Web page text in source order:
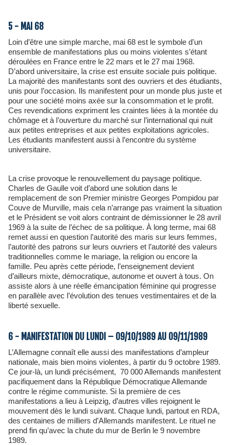
5 - MAI 68
Loin d’être une simple marche, mai 68 est le symbole d'un
ensemble de manifestations plus ou moins violentes s’étant
déroulées en France entre le 22 mars et le 27 mai 1968.
D’abord universitaire, la crise est ensuite sociale puis politique.
La majorité des manifestants sont des ouvriers et des étudiants,
unis pour l’occasion. Ils manifestent pour un monde plus juste et
pour une société moins axée sur la consommation et le profit.
Ces revendications expriment les craintes liées à la montée du
chômage et à l’ouverture du marché sur l’international qui nuit
aux petites entreprises et aux petites exploitations agricoles.
Les étudiants manifestent aussi à l’encontre du système
universitaire.
La crise provoque le renouvellement du paysage politique.
Charles de Gaulle voit d’abord une solution dans le
remplacement de son Premier ministre Georges Pompidou par
Couve de Murville, mais cela n’arrange pas vraiment la situation
et le Président se voit alors contraint de démissionner le 28 avril
1969 à la suite de l’échec de sa politique. À long terme, mai 68
remet aussi en question l’autorité des maris sur leurs femmes,
l’autorité des patrons sur leurs ouvriers et l’autorité des valeurs
traditionnelles comme le mariage, la religion ou encore la
famille. Peu après cette période, l’enseignement devient
d’ailleurs mixte, démocratique, autonome et ouvert à tous. On
assiste alors à une réelle émancipation féminine qui progresse
en parallèle avec l’évolution des tenues vestimentaires et de la
liberté sexuelle.
6 - MANIFESTATION DU LUNDI – 09/10/1989 AU 09/11/1989
L’Allemagne connaît elle aussi des manifestations d’ampleur
nationale, mais bien moins violentes, à partir du 9 octobre 1989.
Ce jour-là, un lundi précisément, 70 000 Allemands manifestent
pacifiquement dans la République Démocratique Allemande
contre le régime communiste. Si la première de ces
manifestations a lieu à Leipzig, d’autres villes rejoignent le
mouvement dès le lundi suivant. Chaque lundi, partout en RDA,
des centaines de milliers d’Allemands manifestent. Le rituel ne
prend fin qu’avec la chute du mur de Berlin le 9 novembre
1989.